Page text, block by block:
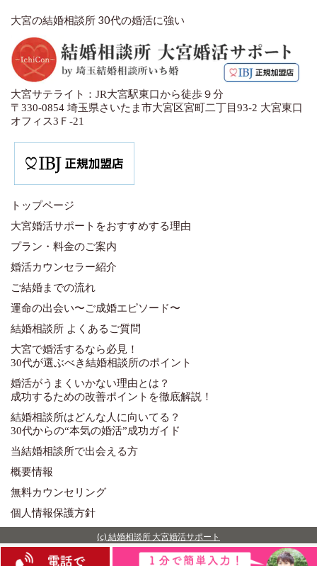
入会前の無料相談はこちら
大宮の結婚相談所 30代の婚活に強い
大宮サテライト：JR大宮駅東口から徒歩９分
〒330-0854 埼玉県さいたま市大宮区宮町二丁目93-2 大宮東口
オフィス3Ｆ-21
トップページ
大宮婚活サポートをおすすめする理由
プラン・料金のご案内
婚活カウンセラー紹介
ご結婚までの流れ
運命の出会い〜ご成婚エピソード〜
結婚相談所 よくあるご質問
大宮で婚活するなら必見！
30代が選ぶべき結婚相談所のポイント
婚活がうまくいかない理由とは？
成功するための改善ポイントを徹底解説！
結婚相談所はどんな人に向いてる？
30代からの“本気の婚活”成功ガイド
当結婚相談所で出会える方
概要情報
無料カウンセリング
個人情報保護方針
(c) 結婚相談所 大宮婚活サポート